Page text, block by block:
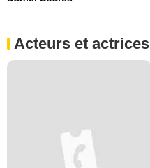
Acteurs et actrices